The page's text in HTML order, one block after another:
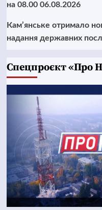
на 08.00 06.08.2026
Кам’янське отримало
надання державних
Cпецпроєкт «Про